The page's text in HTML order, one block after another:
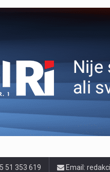
51 353 619 Email: